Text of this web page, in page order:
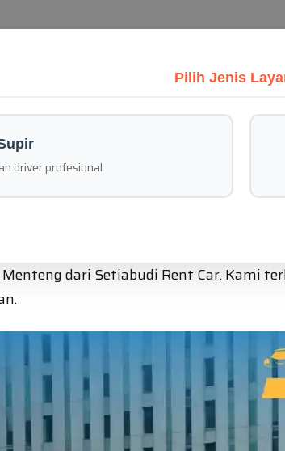
Pilih Jenis
driver profesional
dari Setiabudi Rent Car. Kami